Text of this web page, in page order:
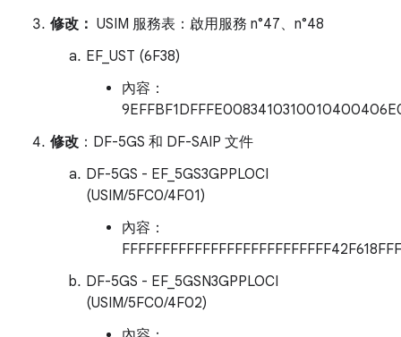
修改： USIM 服務表：啟用服務 n°47、n°48
EF_UST (6F38)
內容：
修改 ：DF-5GS 和 DF-SAIP 文件
DF-5GS - EF_5GS3GPPLOCI
(USIM/5FC0/4F01)
內容：
DF-5GS - EF_5GSN3GPPLOCI
(USIM/5FC0/4F02)